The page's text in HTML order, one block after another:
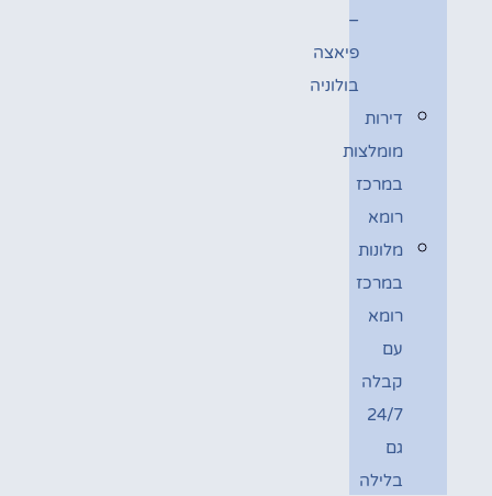
–
פיאצה
בולוניה
דירות
מומלצות
במרכז
רומא
מלונות
במרכז
רומא
עם
קבלה
24/7
גם
בלילה